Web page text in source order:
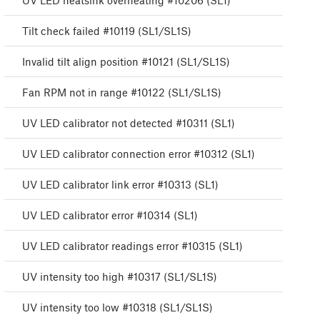
Tilt check failed #10119 (SL1/SL1S)
Invalid tilt align position #10121 (SL1/SL1S)
Fan RPM not in range #10122 (SL1/SL1S)
UV LED calibrator not detected #10311 (SL1)
UV LED calibrator connection error #10312 (SL1)
UV LED calibrator link error #10313 (SL1)
UV LED calibrator error #10314 (SL1)
UV LED calibrator readings error #10315 (SL1)
UV intensity too high #10317 (SL1/SL1S)
UV intensity too low #10318 (SL1/SL1S)